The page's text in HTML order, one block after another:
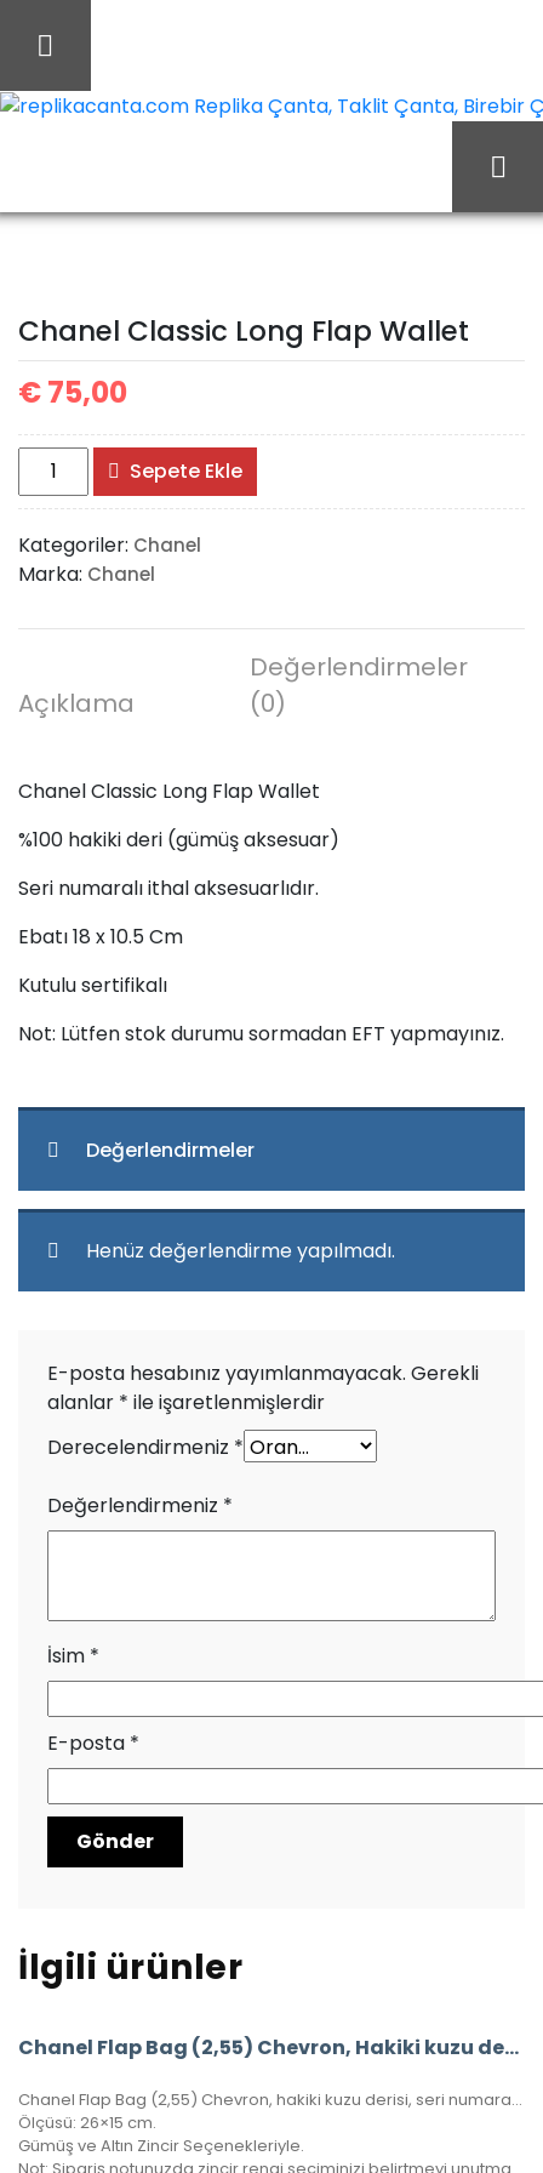
Chanel Classic Long Flap Wallet
€75,00
Chanel
Classic
Long
Flap
Wallet
Sepete Ekle
Kategoriler: Chanel
Marka: Chanel
Açıklama
Değerlendirmeler
(0)
Chanel Classic Long Flap Wallet
%100 hakiki deri (gümüş aksesuar)
Seri numaralı ithal aksesuarlıdır.
Ebatı 18 x 10.5 Cm
Kutulu sertifikalı
Not: Lütfen stok durumu sormadan EFT yapmayınız.
Değerlendirmeler
Henüz değerlendirme yapılmadı.
E-posta hesabınız yayımlanmayacak. Gerekli
alanlar * ile işaretlenmişlerdir
Derecelendirmeniz *
Değerlendirmeniz *
İsim *
E-posta *
İlgili ürünler
Chanel Flap Bag (2,55) Chevron, Hakiki kuzu derisi
Chanel Flap Bag (2,55) Chevron, hakiki kuzu derisi, seri numaralı, kutulu, toz torbalı, sertifikalı.
Ölçüsü: 26×15 cm.
Gümüş ve Altın Zincir Seçenekleriyle.